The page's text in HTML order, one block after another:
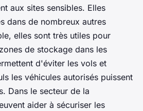
aux sites sensibles. Elles
dans de nombreux autres
elles sont très utiles pour
de stockage dans les
d'éviter les vols et
les véhicules autorisés puissent
Dans le secteur de la
aider à sécuriser les